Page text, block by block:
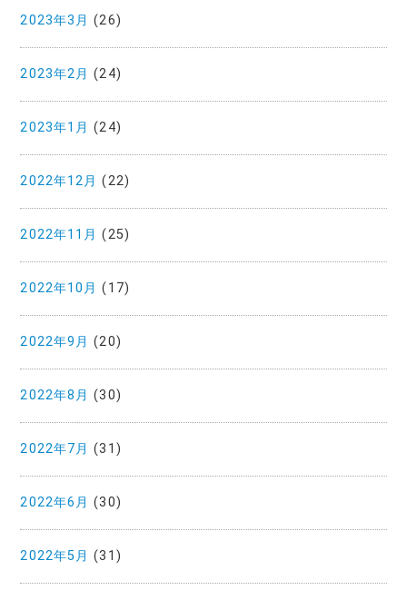
2023年3月 (26)
2023年2月 (24)
2023年1月 (24)
2022年12月 (22)
2022年11月 (25)
2022年10月 (17)
2022年9月 (20)
2022年8月 (30)
2022年7月 (31)
2022年6月 (30)
2022年5月 (31)